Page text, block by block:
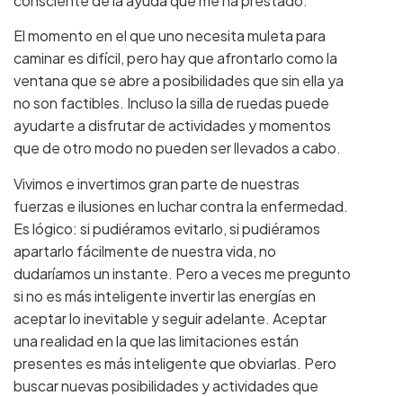
El momento en el que uno necesita muleta para
caminar es difícil, pero hay que afrontarlo como la
ventana que se abre a posibilidades que sin ella ya
no son factibles. Incluso la silla de ruedas puede
ayudarte a disfrutar de actividades y momentos
que de otro modo no pueden ser llevados a cabo.
Vivimos e invertimos gran parte de nuestras
fuerzas e ilusiones en luchar contra la enfermedad.
Es lógico: si pudiéramos evitarlo, si pudiéramos
apartarlo fácilmente de nuestra vida, no
dudaríamos un instante. Pero a veces me pregunto
si no es más inteligente invertir las energías en
aceptar lo inevitable y seguir adelante. Aceptar
una realidad en la que las limitaciones están
presentes es más inteligente que obviarlas. Pero
buscar nuevas posibilidades y actividades que